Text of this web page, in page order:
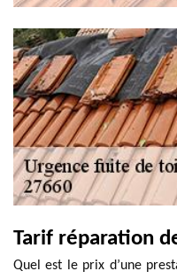
Tarif réparation
Quel est le prix d’une